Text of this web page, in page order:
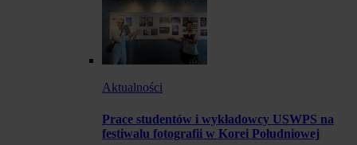
Aktualności
Prace studentów i wykładowcy USWPS na
festiwalu fotografii w Korei Południowej